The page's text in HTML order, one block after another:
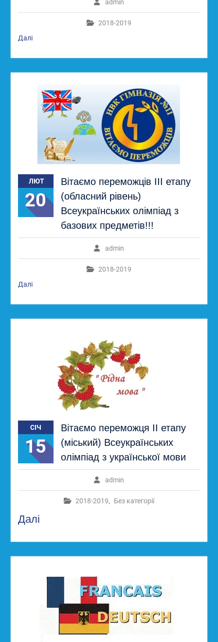
admin
2018-2019
Далі
ЛЮТ
20
Вітаємо переможців ІІІ етапу
(обласний рівень)
Всеукраїнських олімпіад з
базових предметів!!!
admin
2018-2019
Далі
СІЧ
15
Вітаємо переможця ІІ етапу
(міський) Всеукраїнських
олімпіад з української мови
admin
2018-2019, Без категорії
Далі